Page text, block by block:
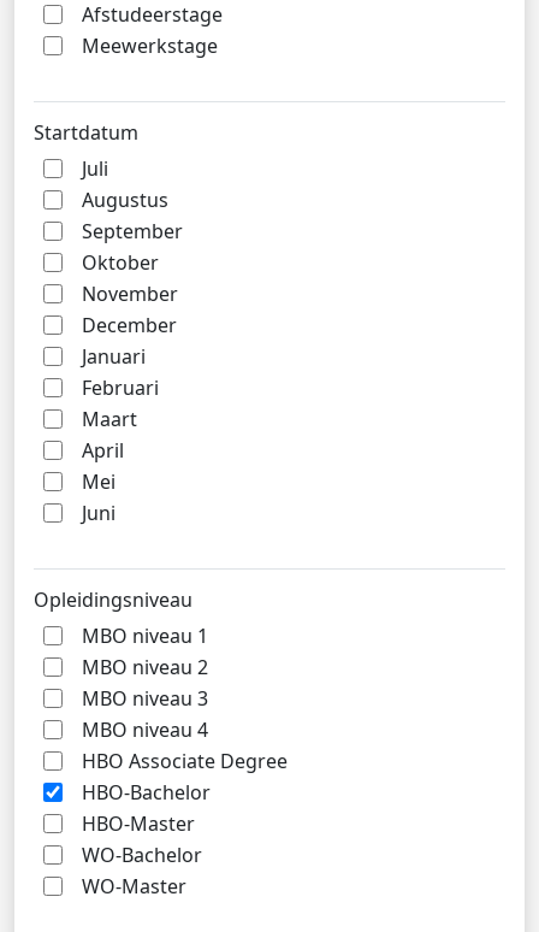
Afstudeerstage
Meewerkstage
Startdatum
Juli
Augustus
September
Oktober
November
December
Januari
Februari
Maart
April
Mei
Juni
Opleidingsniveau
MBO niveau 1
MBO niveau 2
MBO niveau 3
MBO niveau 4
HBO Associate Degree
HBO-Bachelor
HBO-Master
WO-Bachelor
WO-Master